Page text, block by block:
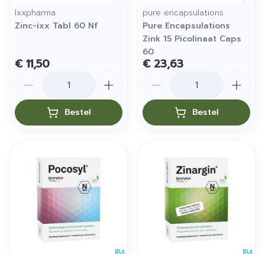
Ixxpharma
Zinc-ixx Tabl 60 Nf
€ 11,50
Bestel
pure encapsulations
Pure Encapsulations
Zink 15 Picolinaat Caps
60
€ 23,63
Bestel